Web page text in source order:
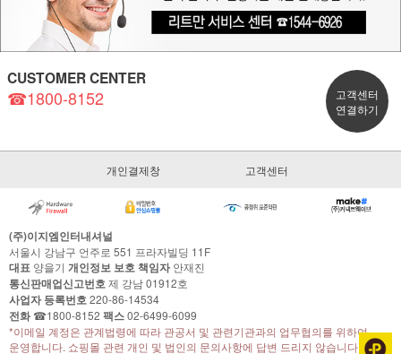
CUSTOMER CENTER
☎1800-8152
고객센터
연결하기
개인결제창 고객센터
(주)이지엠인터내셔널
서울시 강남구 언주로 551 프라자빌딩 11F
대표 양을기 개인정보 보호 책임자안재진
통신판매업신고번호제 강남 01912호
사업자 등록번호220-86-14534
전화☎1800-8152 팩스02-6499-6099
*이메일 계정은 관계법령에 따라 관공서 및 관련기관과의 업무협의를 위하여
운영합니다. 쇼핑몰 관련 개인 및 법인의 문의사항에 답변 드리지 않습니다.